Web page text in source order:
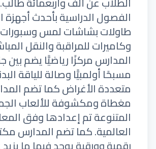
الفصول الدراسية بأحدث أجهزة
طاولات بشاشات لمس وسبورات
وكاميرات للمراقبة والنقل
المدارس مركزًا رياضيًّا يضم بين
مسبحًا أولمبيًّا وصالة للياقة
متعددة الأغراض كما تضم
مغطاة ومكشوفة للألعاب
المتنوعة تم إعدادها وفق
العالمية. كما تضم المدارس